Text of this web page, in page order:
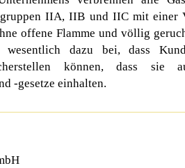
IIA, IIB und IIC mit einer
offene Flamme und völlig
wesentlich dazu bei, dass
können, dass sie
-gesetze einhalten.